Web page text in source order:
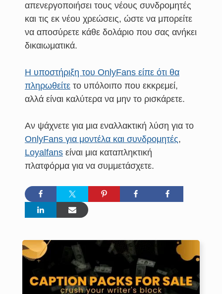
απενεργοποιήσει τους νέους συνδρομητές
και τις εκ νέου χρεώσεις, ώστε να μπορείτε
να αποσύρετε κάθε δολάριο που σας ανήκει
δικαιωματικά.
Η υποστήριξη του OnlyFans είπε ότι θα
πληρωθείτε το υπόλοιπο που εκκρεμεί,
αλλά είναι καλύτερα να μην το ρισκάρετε.
Αν ψάχνετε για μια εναλλακτική λύση για το
OnlyFans για μοντέλα και συνδρομητές,
Loyalfans είναι μια καταπληκτική
πλατφόρμα για να συμμετάσχετε.